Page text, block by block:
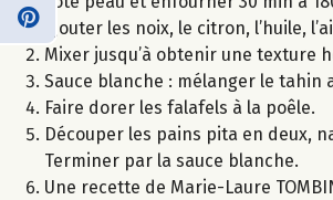
Ajouter les noix, le citron, l’huile,
Mixer jusqu’à obtenir une texture
Sauce blanche : mélanger le tahin
Faire dorer les falafels à la poêle.
Découper les pains pita en deux,
Terminer par la sauce blanche.
Une recette de Marie-Laure